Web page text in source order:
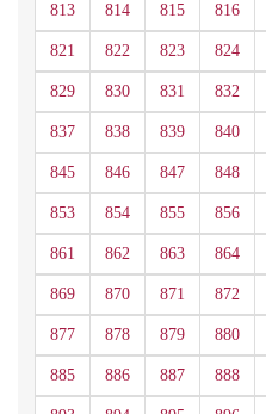
813 814 815 816
821 822 823 824
829 830 831 832
837 838 839 840
845 846 847 848
853 854 855 856
861 862 863 864
869 870 871 872
877 878 879 880
885 886 887 888